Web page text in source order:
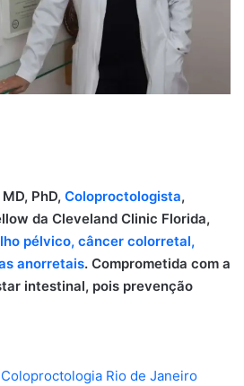
PhD, Coloproctologista,
da Cleveland Clinic Florida,
pélvico, câncer colorretal,
anorretais. Comprometida com a
intestinal, pois prevenção
Rio de Janeiro